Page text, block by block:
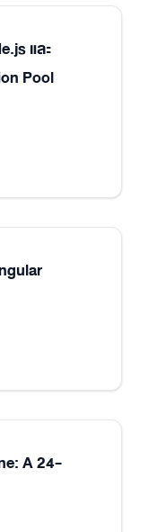
และ
Pool
A 24-